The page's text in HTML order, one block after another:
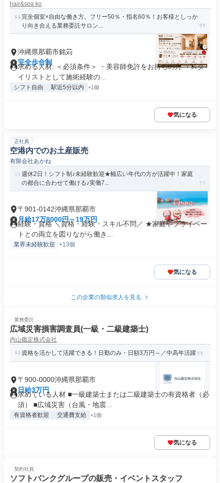
hair&spa ko
完全個室×自由な働き方。フリー50％・指名60％！お客様としっか
り向き合える業務委託サロン...
沖縄県那覇市銘苅
完全歩合制
求める人材: ＜必須条件＞ ・美容師免許をお持ちの方 ・スタ
イリストとして施術経験の...
シフト自由 駅近5分以内 +1個
気になる
正社員
空港内でのお土産販売
有限会社あかね
週休2日！シフト制♪未経験歓迎★幅広い年代の方が活躍中！家庭
の都合に合わせて働ける♪実働7...
〒901-0142沖縄県那覇市
月給17万8000円～19万円
経験・資格 ＼資格・経験・スキル不問／ ★家庭やプライベー
トとの両立を図りながら働き...
業界未経験歓迎 +13個
気になる
この企業の類似求人を見る
業務委託
広域災害損害調査員(一級・二級建築士)
内山鑑定株式会社
資格を活かして活躍できる！日勤のみ・日額3万円～／中高年活躍
〒900-0000沖縄県那覇市
日給3万円
求めている人材 ■一級建築士または二級建築士の有資格者（必
須） ■広域災害（台風・地震...
有資格者歓迎 交通費支給 +1個
気になる
契約社員
ソフトバンクグループの販売・イベントスタッフ